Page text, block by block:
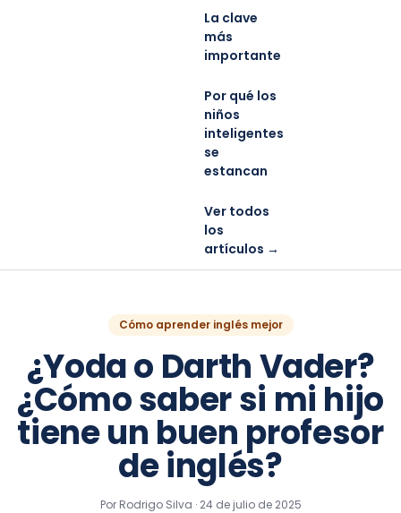
La clave
más
importante
Por qué los
niños
inteligentes
se
estancan
Ver todos
los
artículos →
Cómo aprender inglés mejor
¿Yoda o Darth Vader?
¿Cómo saber si mi hijo
tiene un buen profesor
de inglés?
Por Rodrigo Silva · 24 de julio de 2025